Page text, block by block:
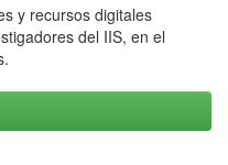
y recursos digitales
del IIS, en el